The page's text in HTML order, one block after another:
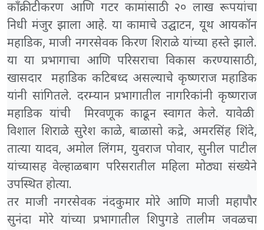
कॉंक्रीटीकरण आणि गटर कामांसाठी २० लाख रूपयांचा
निधी मंजुर झाला आहे. या कामाचे उद्घाटन, यूथ आयकॉन
महाडिक, माजी नगरसेवक किरण शिराळे यांच्या हस्ते झाले.
या या प्रभागाचा आणि परिसराचा विकास करण्यासाठी,
खासदार महाडिक कटिबध्द असल्याचे कृष्णराज महाडिक
यांनी सांगितले. दरम्यान प्रभागातील नागरिकांनी कृष्णराज
महाडिक यांची मिरवणूक काढून स्वागत केले. यावेळी
विशाल शिराळे सुरेश काळे, बाळासो कद्रे, अमरसिंह शिंदे,
तात्या यादव, अमोल लिंगम, युवराज पोवार, सुनील पाटील
यांच्यासह वेल्हाळबाग परिसरातील महिला मोठ्या संख्येने
उपस्थित होत्या.
तर माजी नगरसेवक नंदकुमार मोरे आणि माजी महापौर
सुनंदा मोरे यांच्या प्रभागातील शिपुगडे तालीम जवळचा